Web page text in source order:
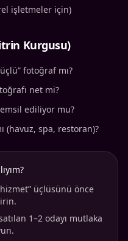
işletmeler için)
Kurgusu)
fotoğraf mı?
net mi?
ediliyor mu?
(havuz, spa, restoran)?
üçlüsünü önce
1–2 odayı mutlaka